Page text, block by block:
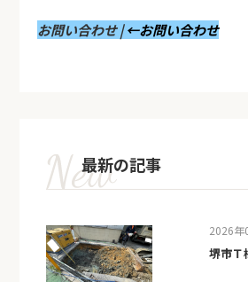
お問い合わせ |←お問い合わせ
最新の記事
2026年
堺市Ｔ